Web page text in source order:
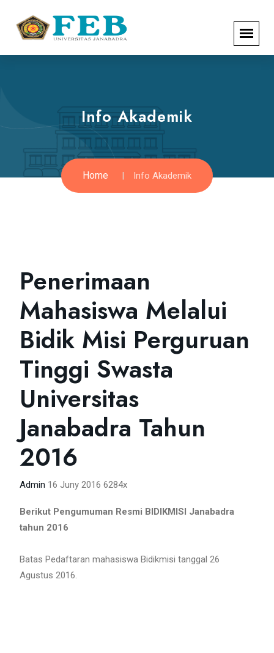
Info Akademik
Home Info Akademik
Penerimaan
Mahasiswa Melalui
Bidik Misi Perguruan
Tinggi Swasta
Universitas
Janabadra Tahun
2016
Admin 16 Juny 2016 6284x
Berikut Pengumuman Resmi BIDIKMISI Janabadra
tahun 2016
Batas Pedaftaran mahasiswa Bidikmisi tanggal 26
Agustus 2016.